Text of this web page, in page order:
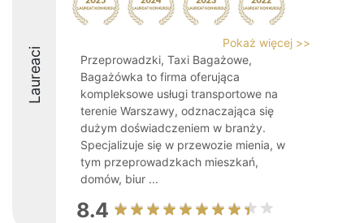
Laureaci
Pokaż więcej >>
Przeprowadzki, Taxi Bagażowe,
Bagażówka to firma oferująca
kompleksowe usługi transportowe na
terenie Warszawy, odznaczająca się
dużym doświadczeniem w branży.
Specjalizuje się w przewozie mienia, w
tym przeprowadzkach mieszkań,
domów, biur ...
8.4